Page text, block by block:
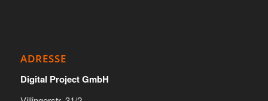
ADRESSE
Digital Project GmbH